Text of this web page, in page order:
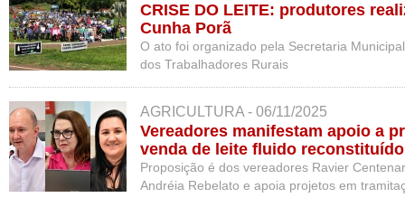
CRISE DO LEITE: produtores
Cunha Porã
O ato foi organizado pela Secretaria
dos Trabalhadores Rurais
AGRICULTURA - 06/11/2025
Vereadores manifestam apoio a
venda de leite fluido
SC
Proposição é dos vereadores Ravier
Andréia Rebelato e apoia projetos em